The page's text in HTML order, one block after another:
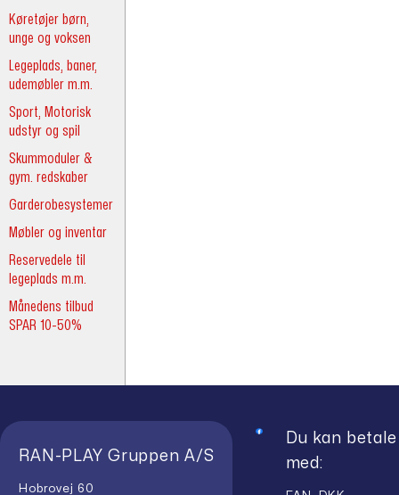
Køretøjer børn,
unge og voksen
Legeplads, baner,
udemøbler m.m.
Sport, Motorisk
udstyr og spil
Skummoduler &
gym. redskaber
Garderobesystemer
Møbler og inventar
Reservedele til
legeplads m.m.
Månedens tilbud
SPAR 10-50%
RAN-PLAY Gruppen A/S
Hobrovej 60
Du kan betale
med: